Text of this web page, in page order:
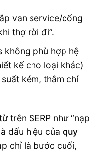
van service/cổng
thợ rời đi”.
không phù hợp hệ
kế cho loại khác)
kém, thậm chí
trên SERP như “nạp
dấu hiệu của quy
chỉ là bước cuối,